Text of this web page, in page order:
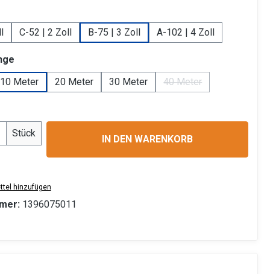
C-52 | 2 Zoll B-75 | 3 Zoll A-102 | 4 Zoll
10 Meter 20 Meter 30 Meter 40 Meter
ist zurzeit nicht verfügbar.)
Anzahl: Gib den gewünschten Wert ein
Stück
IN DEN WARENKORB
hinzufügen
1396075011